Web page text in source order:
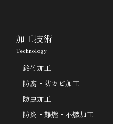
加工技術
Technology
銘竹加工
防腐・防カビ加工
防虫加工
防炎・難燃・不燃加工